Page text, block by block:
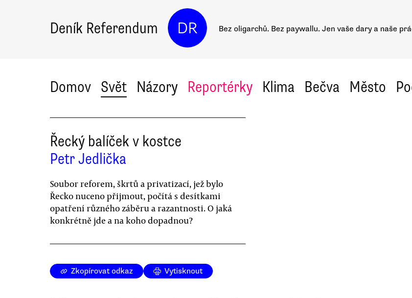
Deník Referendum DR Bez oligarchů. Bez paywallu. Jen vaše dary a naše
Domov Svět Názory Reportérky Klima Bečva Město
Řecký balíček v kostce
Petr Jedlička
Soubor reforem, škrtů a privatizací, jež bylo
Řecko nuceno přijmout, počítá s desítkami
opatření různého záběru a razantnosti. O jaká
konkrétně jde a na koho dopadnou?
Zkopírovat odkaz Vytisknout